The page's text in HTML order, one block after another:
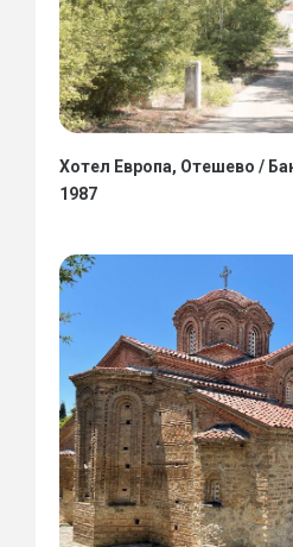
Хотел Европа, Отешево /
1987